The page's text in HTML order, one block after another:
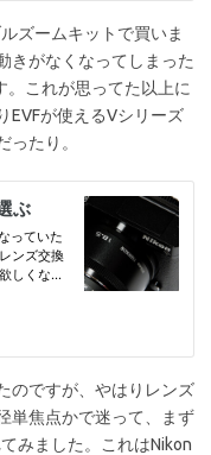
ズームキットで買いま
きがなくなってしまった
これが思ってた以上に
EVFが使えるVシリーズ
たり。
のですが、やはりレンズ
単焦点かで迷って、まず
みました。これはNikon